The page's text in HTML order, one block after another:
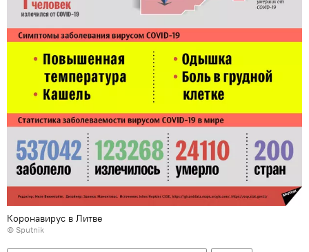
Коронавирус в Литве
© Sputnik